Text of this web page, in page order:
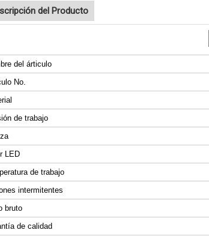
del Producto
del árticulo
No.
de trabajo
LED
de trabajo
intermitentes
bruto
de calidad